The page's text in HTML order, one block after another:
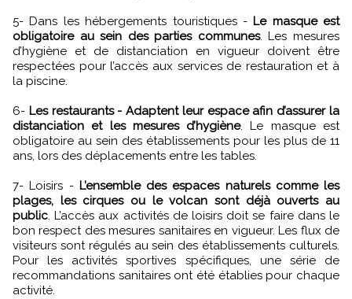
5- Dans les hébergements touristiques - Le masque est
obligatoire au sein des parties communes. Les mesures
d’hygiène et de distanciation en vigueur doivent être
respectées pour l’accès aux services de restauration et à
la piscine.
6- Les restaurants - Adaptent leur espace afin d’assurer la
distanciation et les mesures d’hygiène. Le masque est
obligatoire au sein des établissements pour les plus de 11
ans, lors des déplacements entre les tables.
7- Loisirs - L’ensemble des espaces naturels comme les
plages, les cirques ou le volcan sont déjà ouverts au
public. L’accès aux activités de loisirs doit se faire dans le
bon respect des mesures sanitaires en vigueur. Les flux de
visiteurs sont régulés au sein des établissements culturels.
Pour les activités sportives spécifiques, une série de
recommandations sanitaires ont été établies pour chaque
activité.